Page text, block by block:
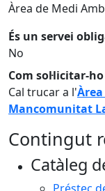
Àrea de Medi
És un servei
No
Com sol·licitar-ho
Cal trucar a l'
Mancomunitat
Contingut
Catàleg